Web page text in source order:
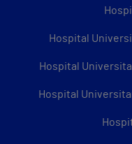
Hospital
Hospital
Hospital